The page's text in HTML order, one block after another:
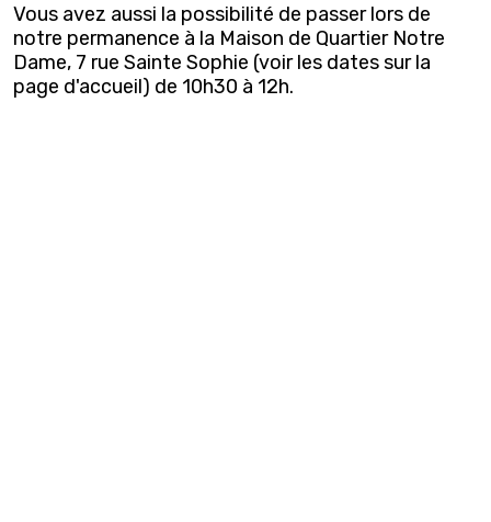
Vous avez aussi la possibilité de passer lors de
notre permanence à la Maison de Quartier Notre
Dame, 7 rue Sainte Sophie (voir les dates sur la
page d'accueil) de 10h30 à 12h.